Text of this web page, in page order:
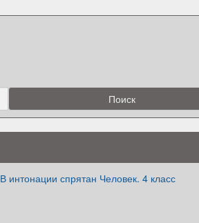
В интонации спрятан Человек. 4 класс